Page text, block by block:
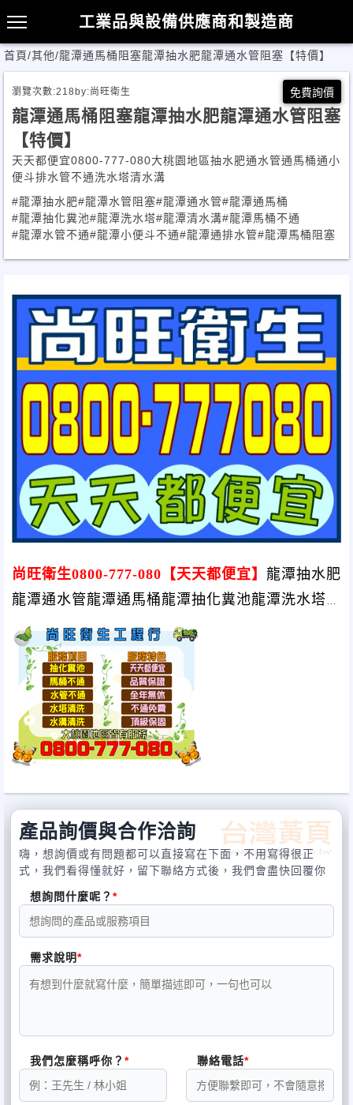
工業品與設備供應商和製造商
首頁/其他/龍潭通馬桶阻塞龍潭抽水肥龍潭通水管阻塞【特價】
瀏覽次數:218 by:尚旺衛生 免費詢價
龍潭通馬桶阻塞龍潭抽水肥龍潭通水管阻塞
【特價】
天天都便宜0800-777-080大桃園地區抽水肥通水管通馬桶通小
便斗排水管不通洗水塔清水溝
#龍潭抽水肥#龍潭水管阻塞#龍潭通水管#龍潭通馬桶
#龍潭抽化糞池#龍潭洗水塔#龍潭清水溝#龍潭馬桶不通
#龍潭水管不通#龍潭小便斗不通#龍潭通排水管#龍潭馬桶阻塞
尚旺衛生0800-777-080【天天都便宜】 龍潭抽水肥
龍潭通水管龍潭通馬桶龍潭抽化糞池龍潭洗水塔龍
潭清水溝龍潭馬桶不通龍潭水管不通龍潭清化糞池
龍潭通小便斗龍潭馬桶包通龍潭水管包通龍潭包通
馬桶龍潭包通水管龍潭包通小便斗龍潭馬桶堵塞龍
潭水管堵塞龍潭馬桶阻塞龍潭水管阻塞龍潭水管塞
住龍潭馬桶塞住龍潭水管堵住龍潭馬桶堵住龍潭清
理化糞池龍潭通糞管龍潭抽污泥龍潭抽污水龍潭抽
陽台排水管不通龍潭廚房水管冒水龍潭廚房菜渣阻
塞龍潭浴室排水管不通龍潭工廠污水處理龍潭包通
廁所龍潭廁所包通龍潭活菌處理龍潭水肥處理龍潭
化糞池滿了龍潭修理化糞池龍潭消毒化糞池龍潭更
換馬桶龍潭水塔清洗龍潭水溝清洗龍潭清洗水塔龍
潭清洗水溝龍潭洗水溝龍潭化糞池龍潭水肥車
"網友強力推薦 一試成主顧" 0800-
服務內容：
抽水肥、抽化糞池、清理化糞池、通水
產品詢價與合作洽詢
嗨，想詢價或有問題都可以直接寫在下面，不用寫得很正
式，我們看得懂就好，留下聯絡方式後，我們會盡快回覆你
想詢問什麼呢？
需求說明
我們怎麼稱呼你？ 聯絡電話